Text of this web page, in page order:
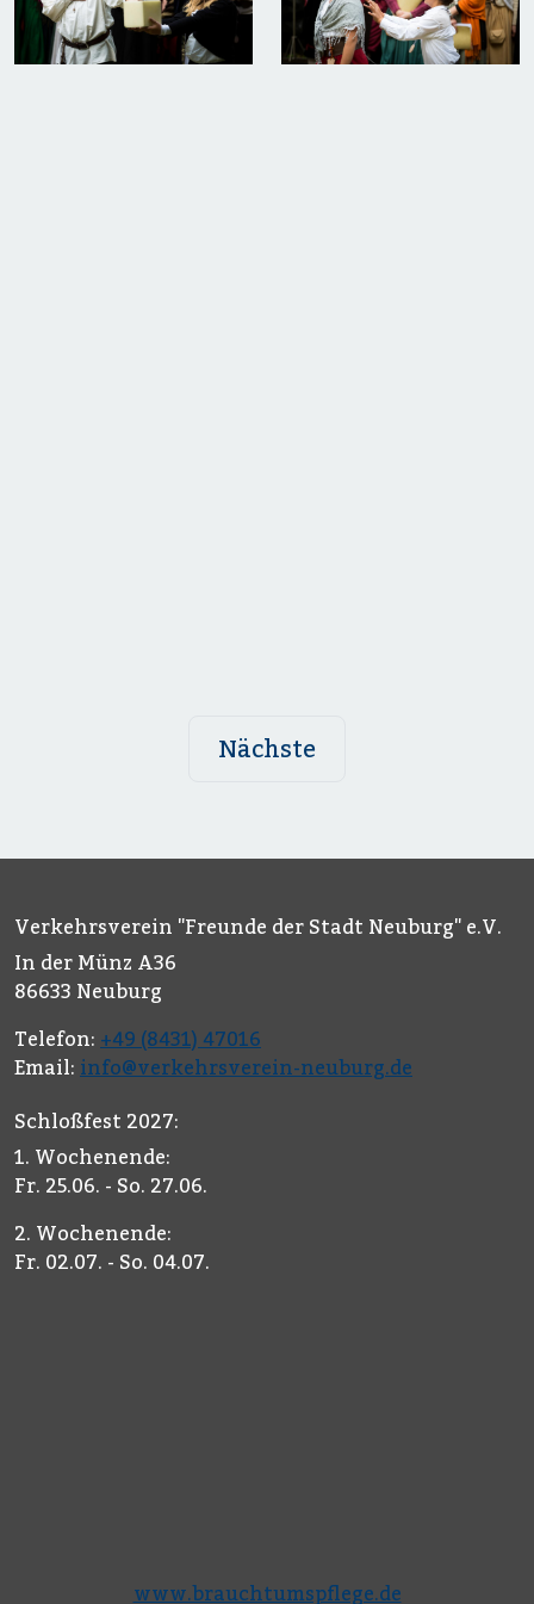
Nächste
Verkehrsverein "Freunde der Stadt Neuburg" e.V.
In der Münz A36
86633 Neuburg
Telefon: +49 (8431) 47016
Email: info@verkehrsverein-neuburg.de
Schloßfest 2027:
1. Wochenende:
Fr. 25.06. - So. 27.06.
2. Wochenende:
Fr. 02.07. - So. 04.07.
www.brauchtumspflege.de